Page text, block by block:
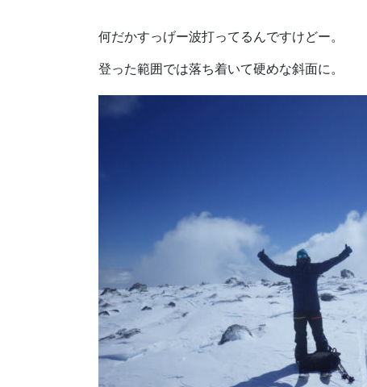
何だかすっげー波打ってるんですけどー。
登った範囲では落ち着いて硬めな斜面に。